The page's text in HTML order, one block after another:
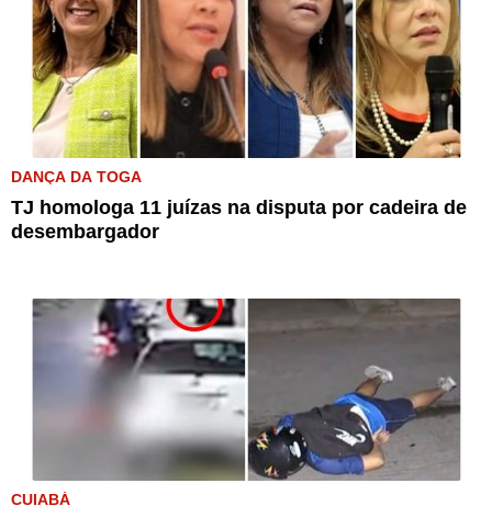
DANÇA DA TOGA
TJ homologa 11 juízas na disputa por cadeira de
desembargador
CUIABÁ